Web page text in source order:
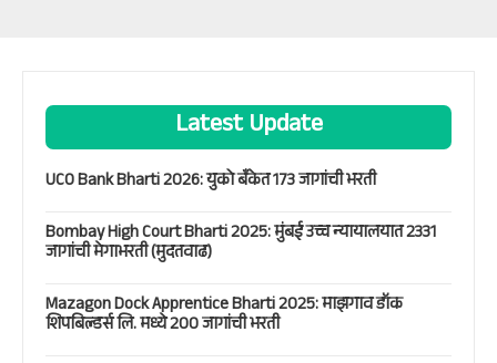
Latest Update
UCO Bank Bharti 2026: युको बँकेत 173 जागांची भरती
Bombay High Court Bharti 2025: मुंबई उच्च न्यायालयात 2331
जागांची मेगाभरती (मुदतवाढ)
Mazagon Dock Apprentice Bharti 2025: माझगाव डॉक
शिपबिल्डर्स लि. मध्ये 200 जागांची भरती